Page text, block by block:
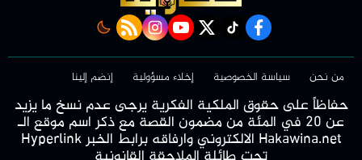
facebook
Tiktok
twitter
youtube
instagram
rss feed
من نحن سياسة الخصوصية إخلاء مسؤولية إنضم إلينا
حفاظاً على حقوق الملكية الفكرية يرجى عدم نسخ ما يزيد
عن 20 في المئة من مضمون القصة مع ذكر اسم موقع الـ
Hakawina.net الالكتروني وارفاقه برابط الخبر Hyperlink